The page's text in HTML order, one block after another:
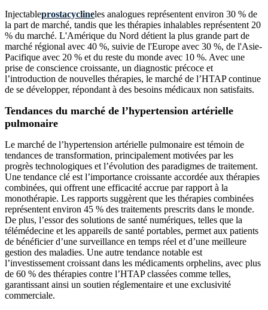
Injectableprostacyclineles analogues représentent environ 30 % de
la part de marché, tandis que les thérapies inhalables représentent 20
% du marché. L'Amérique du Nord détient la plus grande part de
marché régional avec 40 %, suivie de l'Europe avec 30 %, de l'Asie-
Pacifique avec 20 % et du reste du monde avec 10 %. Avec une
prise de conscience croissante, un diagnostic précoce et
l’introduction de nouvelles thérapies, le marché de l’HTAP continue
de se développer, répondant à des besoins médicaux non satisfaits.
Tendances du marché de l’hypertension artérielle
pulmonaire
Le marché de l’hypertension artérielle pulmonaire est témoin de
tendances de transformation, principalement motivées par les
progrès technologiques et l’évolution des paradigmes de traitement.
Une tendance clé est l’importance croissante accordée aux thérapies
combinées, qui offrent une efficacité accrue par rapport à la
monothérapie. Les rapports suggèrent que les thérapies combinées
représentent environ 45 % des traitements prescrits dans le monde.
De plus, l’essor des solutions de santé numériques, telles que la
télémédecine et les appareils de santé portables, permet aux patients
de bénéficier d’une surveillance en temps réel et d’une meilleure
gestion des maladies. Une autre tendance notable est
l’investissement croissant dans les médicaments orphelins, avec plus
de 60 % des thérapies contre l’HTAP classées comme telles,
garantissant ainsi un soutien réglementaire et une exclusivité
commerciale.